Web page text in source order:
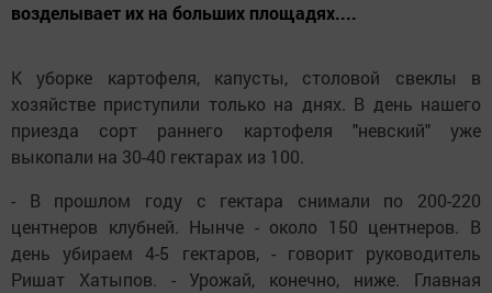
возделывает их на больших площадях....
К уборке картофеля, капусты, столовой свеклы в
хозяйстве приступили только на днях. В день нашего
приезда сорт раннего картофеля "невский" уже
выкопали на 30-40 гектарах из 100.
- В прошлом году с гектара снимали по 200-220
центнеров клубней. Нынче - около 150 центнеров. В
день убираем 4-5 гектаров, - говорит руководитель
Ришат Хатыпов. - Урожай, конечно, ниже. Главная